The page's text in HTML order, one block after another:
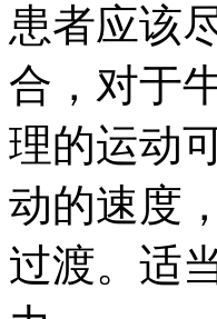
患者应该
合，对于
理的运动
动的速度
过渡。适